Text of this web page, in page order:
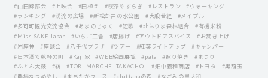
#山田錦部会
#上映会 #田植え #喫茶やすらぎ #レストラン
#ウォーキング
#ランキング
#渓流の広場 #新松か井の水公園 #大般若経
#メイプル
#多可町観光交流協会
#あまのじゃく #短歌 #北はりま森林組合
#有機米粉
#Miss SAKE Japan
#いちご工舎 #唐揚げ #アウトドアスパイス
#お焚き上げ
#岩座神
#座談会 #八千代プラザ #ツアー #紅葉ライトアップ
#キャンパー
#日本酒で乾杯の町
#Kaji家 #WEB絵画展覧 #pata #照り焼き
#まつり
#ふとん太鼓
#紡 #TORI MARCHE -TAKACHO- #畑中義和商店 #トヨタ
#黒葫玉
#農場なつめやし
#まちたかフェス #chattanaの森
#なごみの里大和